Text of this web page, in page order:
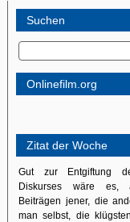
Suchen
Onlinefilm.org
Zitat der Woche
Gut zur Entgiftung
Diskurses wäre
Beiträgen jener, die
man selbst, die